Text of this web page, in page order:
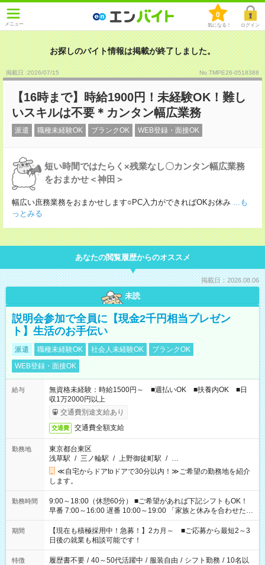
メニュー
0
気になる！ ログイン
お探しのバイト情報は掲載が終了しました。
掲載日 :2026/07/15 No.TMPE26-0518388
【16時まで】時給1900円！未経験OK！難し
いスキルは不要＊カンタン幅広業務
派遣 職種未経験OK ブランクOK WEB登録・面接OK
短い時間ではたらく×残業なし〇カンタン幅広業務
をおまかせ＜神田＞
幅広い庶務業務をおまかせします○PC入力ができればOKお休み ...も
っとみる
あなたの閲覧履歴からのオススメ
掲載日：2026.08.06
未読
説明会参加で全員に【現金2千円相当プレゼン
ト】生活のお手伝い
派遣 職種未経験OK 社会人未経験OK
ブランクOK
WEB登録・面接OK
給与
無資格未経験：時給1500円～ ■週払いOK ■扶養内OK ■日
収1万2000円以上
交通費別途支給あり
交通費 交通費全額支給
勤務地
東京都台東区
浅草駅 / 三ノ輪駅 / 上野御徒町駅 / …
≪自宅からドアtoドアで30分以内！≫ご希望の勤務地を紹介
します。
勤務時間
9:00～18:00（休憩60分） ■ご希望があれば下記シフトもOK！
早番 7:00～16:00 遅番 10:00～19:00 「家族と休みを合わせた
い」 「余裕を持って夕飯の準備がしたい」 「できれば残業はし
たくない」 など、ご希望を教えてくださいね。 ※Wワーク希望
の方へ 今ご覧のお仕事で希望する勤務時間と、もう1つのお仕事
の勤務時間。 合計で週40時間を超える場合は応募できません。
期間
【現在も積極採用中！急募！】2カ月～ ■ご応募から最短2～3
日後の就業も相談可能です！
特徴 履歴書不要 / 40～50代活躍中 / 服装自由 / シフト勤務 / 10名以